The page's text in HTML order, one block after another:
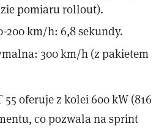
pomiaru rollout).
200 km/h: 6,8 sekundy.
300 km/h (z pakietem
55 oferuje z kolei 600 kW (816
co pozwala na sprint